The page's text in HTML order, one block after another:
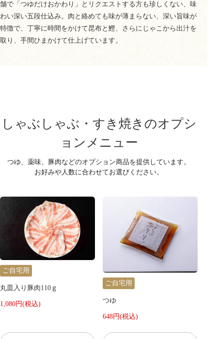
舗で「つゆだけおかわり」とリクエストする方も珍しくない、味
わい深い五段仕込み。肉と絡めても味が薄まらない、深い旨味が
特徴で、丁寧に時間をかけて昆布と鰹、さらにじゃこから出汁を
取り、手間ひまかけて仕上げています。
しゃぶしゃぶ・すき焼きのオプシ
ョンメニュー
つゆ、薬味、豚肉などのオプション商品を提供しています。
お好みや人数に合わせてお選びください。
ご自宅用
丸皿入り豚肉110ｇ
1,080円(税込)
ご自宅用
つゆ
648円(税込)